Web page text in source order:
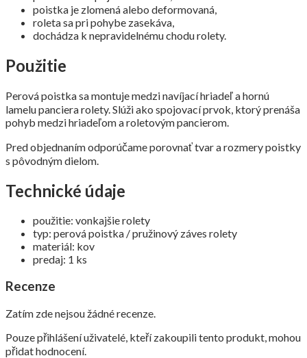
poistka je zlomená alebo deformovaná,
roleta sa pri pohybe zasekáva,
dochádza k nepravidelnému chodu rolety.
Použitie
Perová poistka sa montuje medzi navíjací hriadeľ a hornú
lamelu panciera rolety. Slúži ako spojovací prvok, ktorý prenáša
pohyb medzi hriadeľom a roletovým pancierom.
Pred objednaním odporúčame porovnať tvar a rozmery poistky
s pôvodným dielom.
Technické údaje
použitie: vonkajšie rolety
typ: perová poistka / pružinový záves rolety
materiál: kov
predaj: 1 ks
Recenze
Zatím zde nejsou žádné recenze.
Pouze přihlášení uživatelé, kteří zakoupili tento produkt, mohou
přidat hodnocení.